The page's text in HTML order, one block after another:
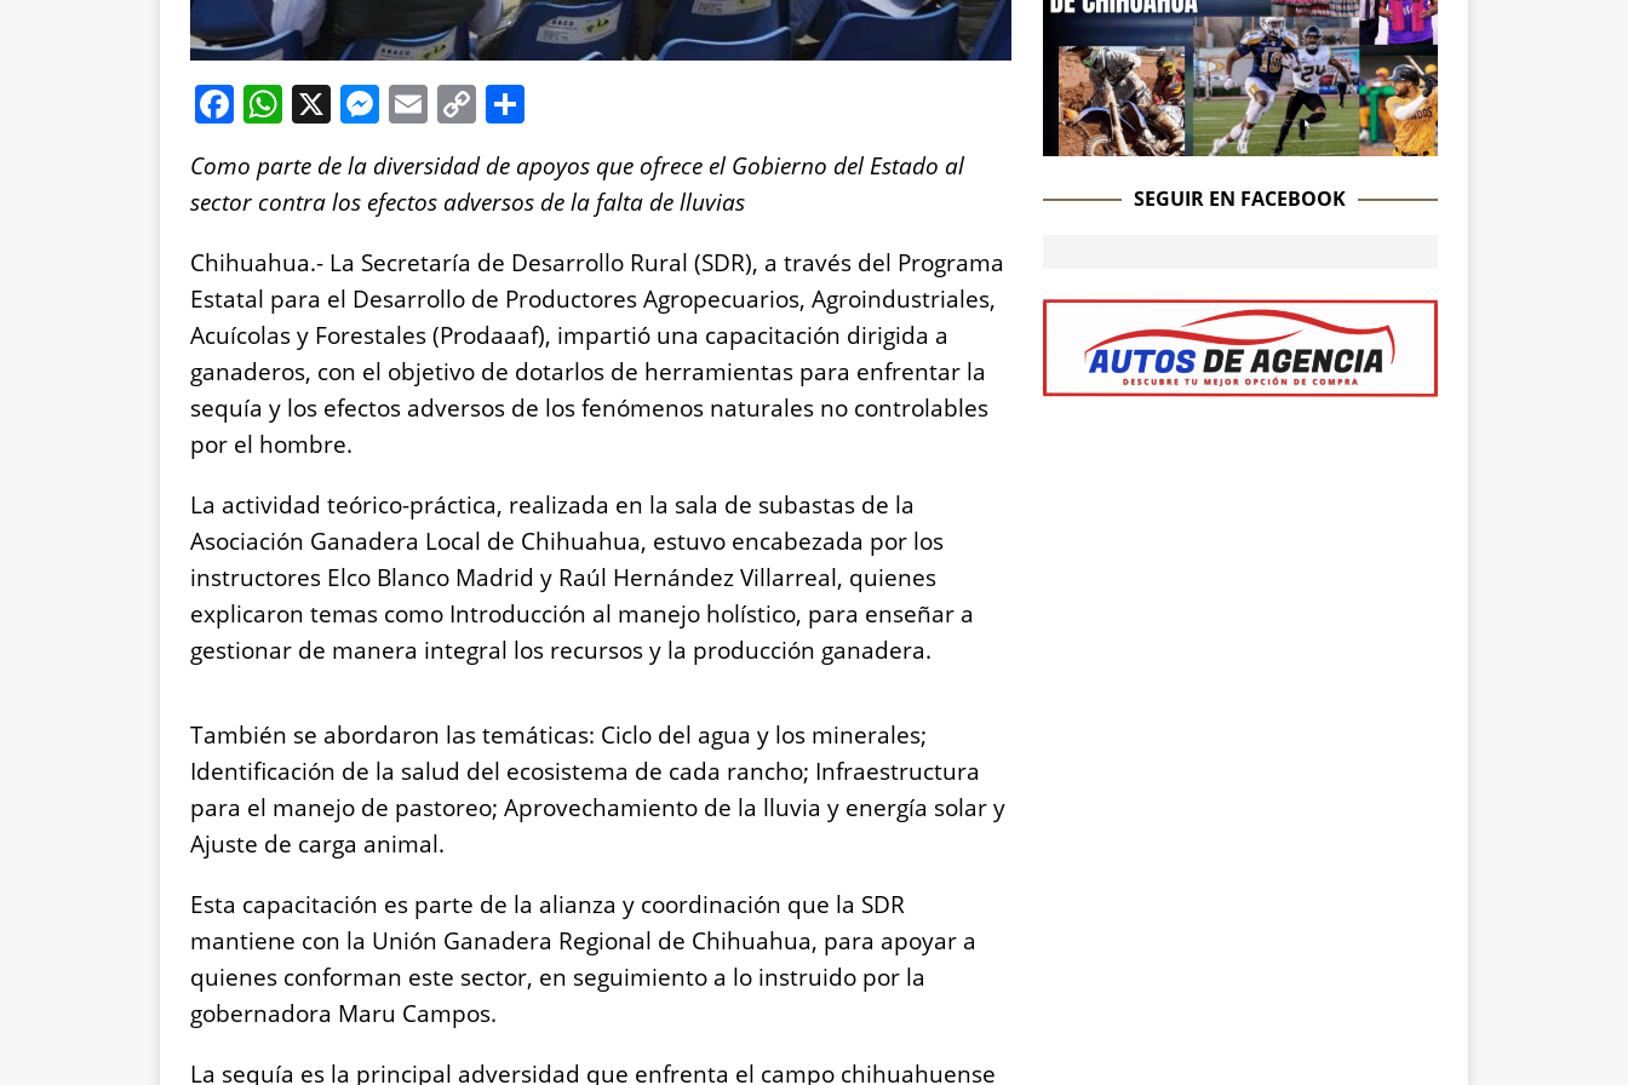
F
c
e
b
o
o
k
W
at
s
A
p
p
X M
e
ss
e
n
g
er
E
m
ai
l
C
o
p
y
Li
n
k
a
re
Como parte de la diversidad de apoyos que ofrece el Gobierno del Estado al
sector contra los efectos adversos de la falta de lluvias
Chihuahua.- La Secretaría de Desarrollo Rural (SDR), a través del Programa
Estatal para el Desarrollo de Productores Agropecuarios, Agroindustriales,
Acuícolas y Forestales (Prodaaaf), impartió una capacitación dirigida a
ganaderos, con el objetivo de dotarlos de herramientas para enfrentar la
sequía y los efectos adversos de los fenómenos naturales no controlables
por el hombre.
La actividad teórico-práctica, realizada en la sala de subastas de la
Asociación Ganadera Local de Chihuahua, estuvo encabezada por los
instructores Elco Blanco Madrid y Raúl Hernández Villarreal, quienes
explicaron temas como Introducción al manejo holístico, para enseñar a
gestionar de manera integral los recursos y la producción ganadera.
También se abordaron las temáticas: Ciclo del agua y los minerales;
Identificación de la salud del ecosistema de cada rancho; Infraestructura
para el manejo de pastoreo; Aprovechamiento de la lluvia y energía solar y
Ajuste de carga animal.
Esta capacitación es parte de la alianza y coordinación que la SDR
mantiene con la Unión Ganadera Regional de Chihuahua, para apoyar a
quienes conforman este sector, en seguimiento a lo instruido por la
gobernadora Maru Campos.
La sequía es la principal adversidad que enfrenta el campo chihuahuense
SEGUIR EN FACEBOOK